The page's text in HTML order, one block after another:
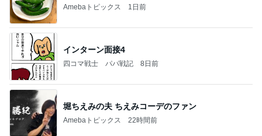
Amebaトピックス 1日前
インターン面接4
四コマ戦士 パパ戦記 8日前
堀ちえみの夫 ちえみコーデのファン
Amebaトピックス 22時間前